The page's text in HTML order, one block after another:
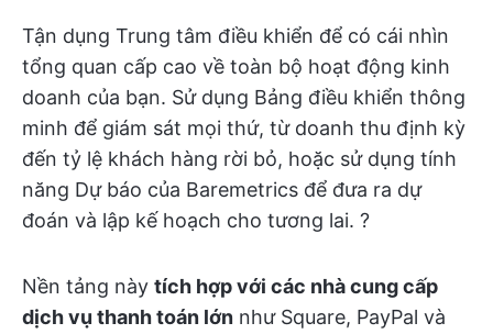
Tận dụng Trung tâm điều khiển để có cái nhìn
tổng quan cấp cao về toàn bộ hoạt động kinh
doanh của bạn. Sử dụng Bảng điều khiển thông
minh để giám sát mọi thứ, từ doanh thu định kỳ
đến tỷ lệ khách hàng rời bỏ, hoặc sử dụng tính
năng Dự báo của Baremetrics để đưa ra dự
đoán và lập kế hoạch cho tương lai. ?
Nền tảng này tích hợp với các nhà cung cấp
dịch vụ thanh toán lớn như Square, PayPal và